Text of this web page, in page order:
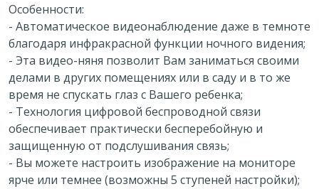
Особенности:
- Автоматическое видеонаблюдение даже в темноте
благодаря инфракрасной функции ночного видения;
- Эта видео-няня позволит Вам заниматься своими
делами в других помещениях или в саду и в то же
время не спускать глаз с Вашего ребенка;
- Технология цифровой беспроводной связи
обеспечивает практически бесперебойную и
защищенную от подслушивания связь;
- Вы можете настроить изображение на мониторе
ярче или темнее (возможны 5 ступеней настройки);